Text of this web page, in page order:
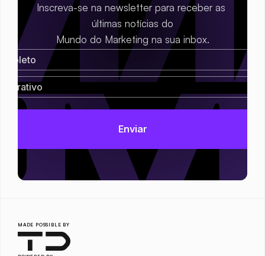
Inscreva-se na newsletter para receber as
últimas notícias do
Mundo do Marketing na sua inbox.
MADE POSSIBLE BY